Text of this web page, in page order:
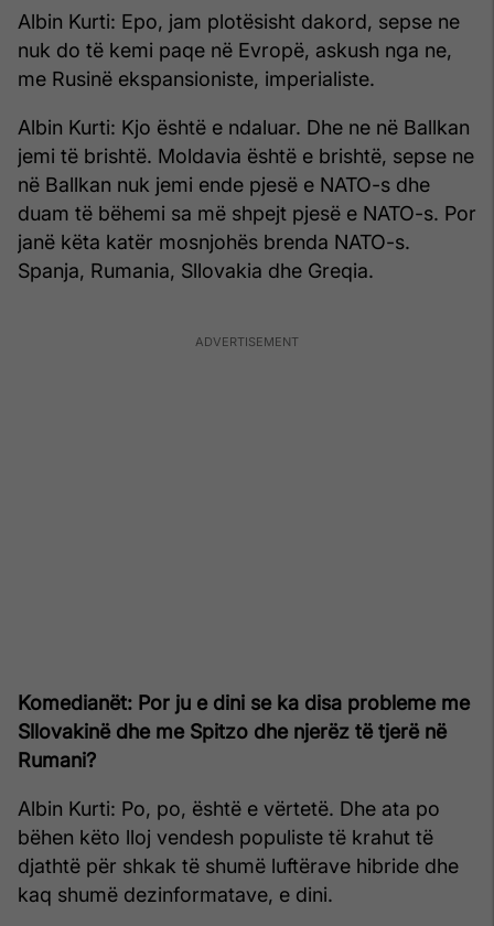
Albin Kurti: Epo, jam plotësisht dakord, sepse ne
nuk do të kemi paqe në Evropë, askush nga ne,
me Rusinë ekspansioniste, imperialiste.
Albin Kurti: Kjo është e ndaluar. Dhe ne në Ballkan
jemi të brishtë. Moldavia është e brishtë, sepse ne
në Ballkan nuk jemi ende pjesë e NATO-s dhe
duam të bëhemi sa më shpejt pjesë e NATO-s. Por
janë këta katër mosnjohës brenda NATO-s.
Spanja, Rumania, Sllovakia dhe Greqia.
Komedianët: Por ju e dini se ka disa probleme me
Sllovakinë dhe me Spitzo dhe njerëz të tjerë në
Rumani?
Albin Kurti: Po, po, është e vërtetë. Dhe ata po
bëhen këto lloj vendesh populiste të krahut të
djathtë për shkak të shumë luftërave hibride dhe
kaq shumë dezinformatave, e dini.